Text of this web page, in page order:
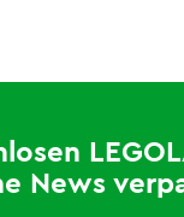
News